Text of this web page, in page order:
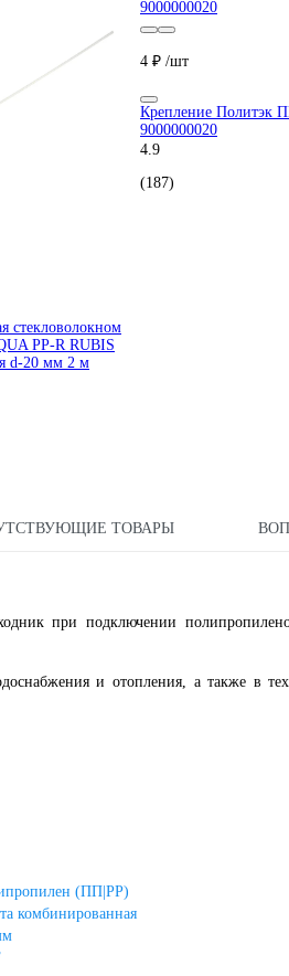
стекловолокном
PP-R RUBIS
d-20 мм 2 м
4 ₽ /шт
Крепление Политэк
9000000020
4.9
(187)
ТОВАРЫ
при подключении
и отопления, а также в
(ПП|PP)
комбинированная